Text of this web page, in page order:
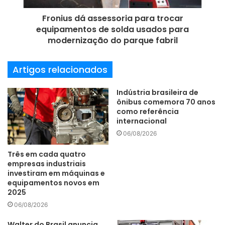
adoção de novas tecnologias (39%), automatização de
processos (33%) e padronização de processos em toda
empresa (32%).
“As organizações dependem cada vez mais de
fornecedores terceirizados para oferecer produtos e
serviços essenciais aos clientes. Elas também estão
descobrindo que falhas de terceiros podem manchar
rapidamente reputações e ter implicações operacionais e
de custos significativas. À medida que as organizações
tratam das preocupações em torno dessas questões, fica
evidente que elas precisam de uma estratégia clara para a
seleção, aprovação e gerenciamento de terceiros com a
ajuda da tecnologia”, analisa o sócio.
Fronius dá assessoria para trocar
equipamentos de solda usados para
modernização do parque fabril
Artigos relacionados
Três em cada quatro
empresas industriais
investiram em máquinas e
equipamentos novos em
2025
06/08/2026
Indústria brasileira de
ônibus comemora 70 anos
como referência
internacional
06/08/2026